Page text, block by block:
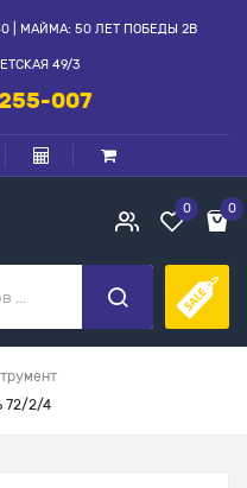
| МАЙМА: 50 ЛЕТ ПОБЕДЫ 2В
49/3
007
0 0
72/2/4